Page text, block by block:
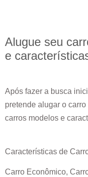
Alugue seu
e
Após fazer a busca
pretende alugar o
carros modelos e
Características de
Carro Econômico,